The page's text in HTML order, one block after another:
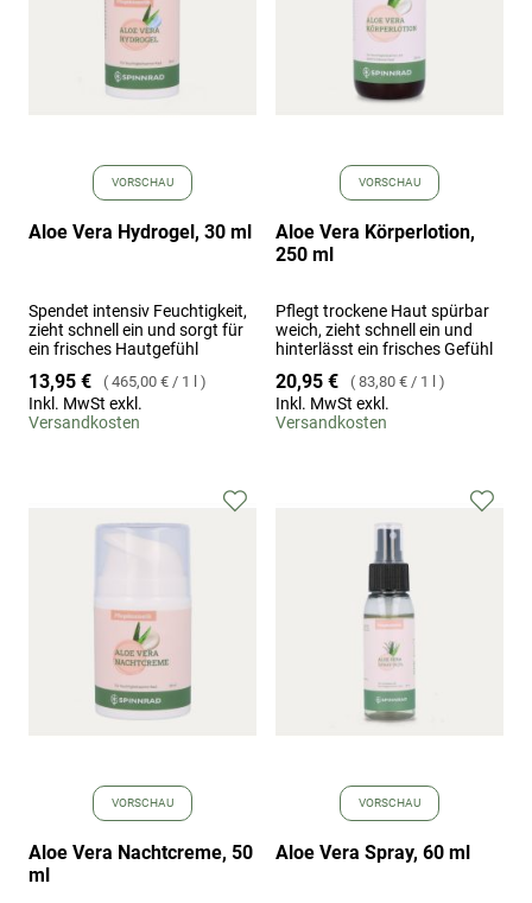
VORSCHAU
Aloe Vera Hydrogel, 30 ml
Spendet intensiv Feuchtigkeit,
zieht schnell ein und sorgt für
ein frisches Hautgefühl
13,95 € 465,00 € / 1 l
Inkl. MwSt exkl.
Versandkosten
VORSCHAU
Aloe Vera Körperlotion,
250 ml
Pflegt trockene Haut spürbar
weich, zieht schnell ein und
hinterlässt ein frisches Gefühl
20,95 € 83,80 € / 1 l
Inkl. MwSt exkl.
Versandkosten
VORSCHAU
Aloe Vera Nachtcreme, 50
ml
Zur
VORSCHAU
Aloe Vera Spray, 60 ml
Zur